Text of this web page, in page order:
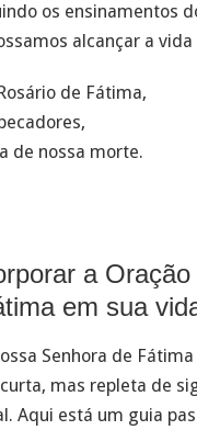
os ensinamentos
alcançar a
de Fátima,
de nossa morte.
a
em sua
Senhora de
mas repleta de
Aqui está um guia